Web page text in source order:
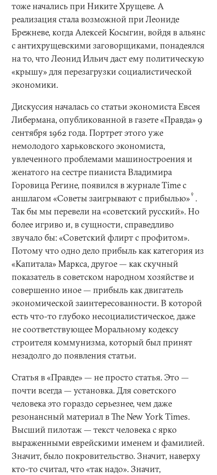
тоже начались при Никите Хрущеве. А
реализация стала возможной при Леониде
Брежневе, когда Алексей Косыгин, войдя в альянс
с антихрущевскими заговорщиками, понадеялся
на то, что Леонид Ильич даст ему политическую
«крышу» для перезагрузки социалистической
экономики.
Дискуссия началась со статьи экономиста Евсея
Либермана, опубликованной в газете «Правда» 9
сентября 1962 года. Портрет этого уже
немолодого харьковского экономиста,
увлеченного проблемами машиностроения и
женатого на сестре пианиста Владимира
Горовица Регине, появился в журнале Time с
аншлагом «Советы заигрывают с прибылью»9 .
Так бы мы перевели на «советский русский». Но
более игриво и, в сущности, справедливо
звучало бы: «Советский флирт с профитом».
Потому что одно дело прибыль как категория из
«Капитала» Маркса, другое — как скучный
показатель в советском народном хозяйстве и
совершенно иное — прибыль как двигатель
экономической заинтересованности. В которой
есть что-то глубоко несоциалистическое, даже
не соответствующее Моральному кодексу
строителя коммунизма, который был принят
незадолго до появления статьи.
Статья в «Правде» — не просто статья. Это —
почти всегда — установка. Для советского
человека это гораздо серьезнее, чем даже
резонансный материал в The New York Times.
Высший пилотаж — текст человека с ярко
выраженными еврейскими именем и фамилией.
Значит, было покровительство. Значит, наверху
кто-то считал, что «так надо». Значит,